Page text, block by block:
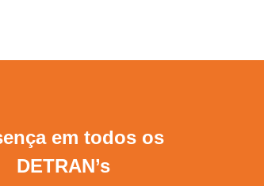
em todos os
DETRAN’s